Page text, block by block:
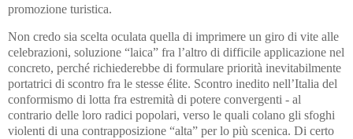
promozione turistica.
Non credo sia scelta oculata quella di imprimere un giro di vite alle
celebrazioni, soluzione “laica” fra l’altro di difficile applicazione nel
concreto, perché richiederebbe di formulare priorità inevitabilmente
portatrici di scontro fra le stesse élite. Scontro inedito nell’Italia del
conformismo di lotta fra estremità di potere convergenti - al
contrario delle loro radici popolari, verso le quali colano gli sfoghi
violenti di una contrapposizione “alta” per lo più scenica. Di certo